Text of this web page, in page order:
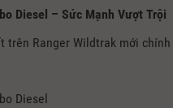
Diesel – Sức Mạnh Vượt Trội
trên Ranger Wildtrak mới
Diesel